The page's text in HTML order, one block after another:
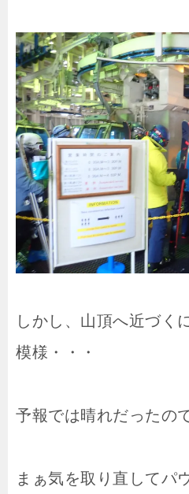
しかし、山頂へ近づく
模様・・・
予報では晴れだったの
まぁ気を取り直してパ